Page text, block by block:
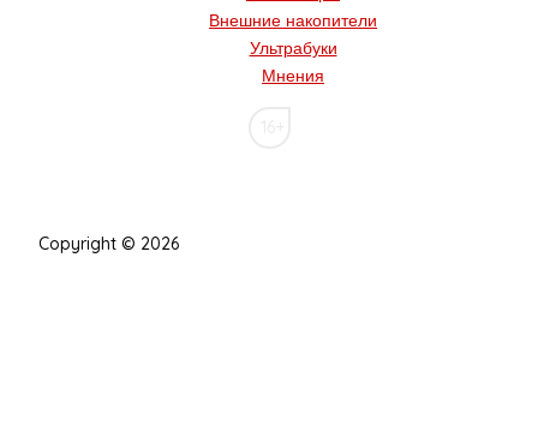
Внешние накопители
Ультрабуки
Мнения
Copyright © 2026